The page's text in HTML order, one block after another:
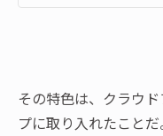
その特色は、クラウ
プに取り入れたこと